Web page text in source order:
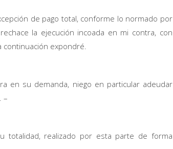
de pago total, conforme lo normado por
la ejecución incoada en mi contra, con
continuación expondré.
en su demanda, niego en particular adeudar
–
totalidad, realizado por esta parte de forma